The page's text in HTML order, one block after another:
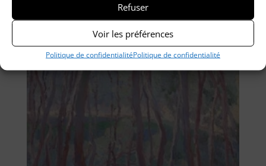
Refuser
Voir les préférences
Politique de confidentialitéPolitique de confidentialité